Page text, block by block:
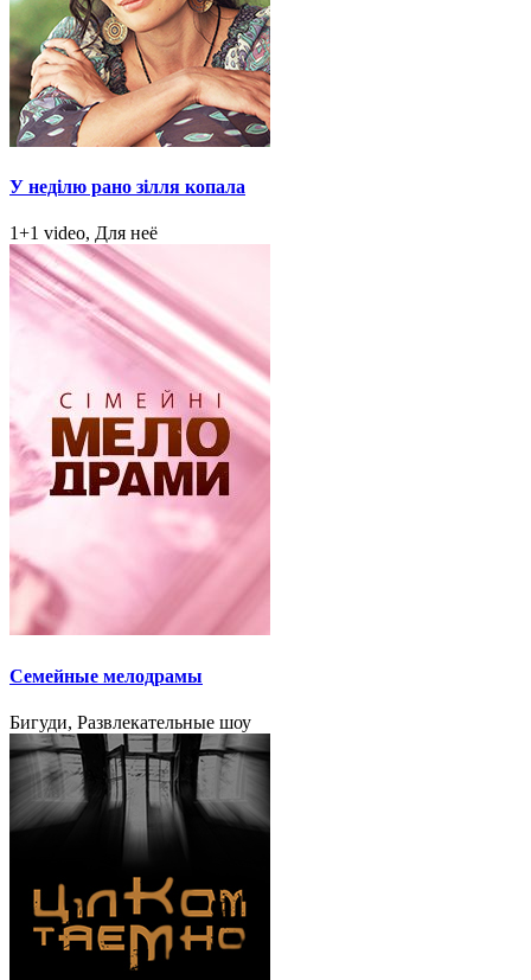
У неділю рано зілля копала
1+1 video, Для неё
Семейные мелодрамы
Бигуди, Развлекательные шоу